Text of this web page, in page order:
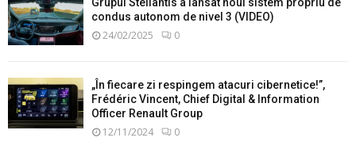
condus autonom de nivel 3 (VIDEO)
24/02/2025 0
„În fiecare zi respingem atacuri cibernetice!”,
Frédéric Vincent, Chief Digital & Information
Officer Renault Group
12/11/2024 0